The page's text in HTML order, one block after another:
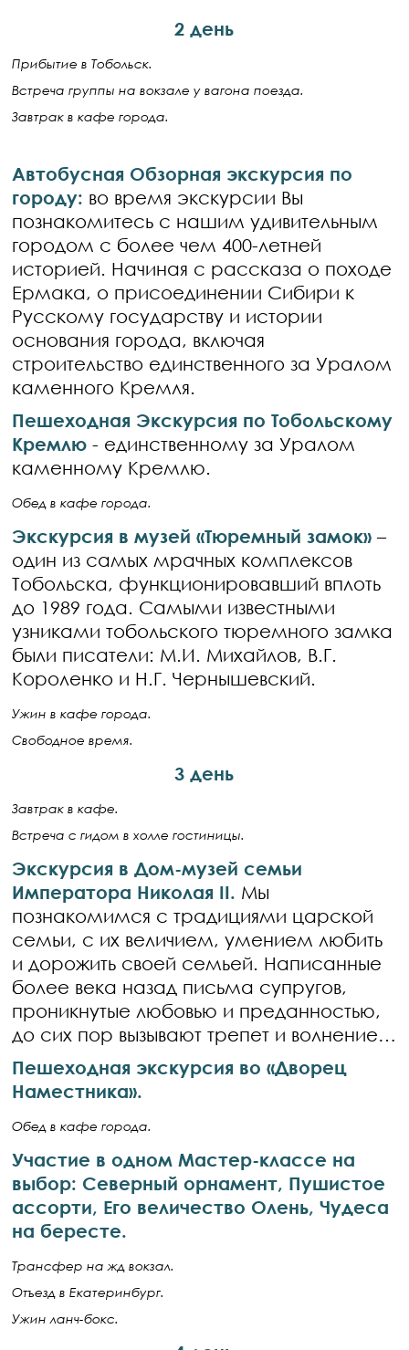
2 день
Прибытие в Тобольск.
Встреча группы на вокзале у вагона поезда.
Завтрак в кафе города.
Автобусная Обзорная экскурсия по
городу: во время экскурсии Вы
познакомитесь с нашим удивительным
городом с более чем 400-летней
историей. Начиная с рассказа о походе
Ермака, о присоединении Сибири к
Русскому государству и истории
основания города, включая
строительство единственного за Уралом
каменного Кремля.
Пешеходная Экскурсия по Тобольскому
Кремлю- единственному за Уралом
каменному Кремлю.
Обед в кафе города.
Экскурсия в музей «Тюремный замок»–
один из самых мрачных комплексов
Тобольска, функционировавший вплоть
до 1989 года. Самыми известными
узниками тобольского тюремного замка
были писатели: М.И. Михайлов, В.Г.
Короленко и Н.Г. Чернышевский.
Ужин в кафе города.
Свободное время.
3 день
Завтрак в кафе.
Встреча с гидом в холле гостиницы.
Экскурсия в Дом-музей семьи
Императора Николая II. Мы
познакомимся с традициями царской
семьи, с их величием, умением любить
и дорожить своей семьей. Написанные
более века назад письма супругов,
проникнутые любовью и преданностью,
до сих пор вызывают трепет и волнение…
Пешеходная экскурсия во «Дворец
Наместника».
Обед в кафе города.
Участие в одном Мастер-классе на
выбор: Северный орнамент, Пушистое
ассорти, Его величество Олень, Чудеса
на бересте.
Трансфер на жд вокзал.
Отъезд в Екатеринбург.
Ужин ланч-бокс.